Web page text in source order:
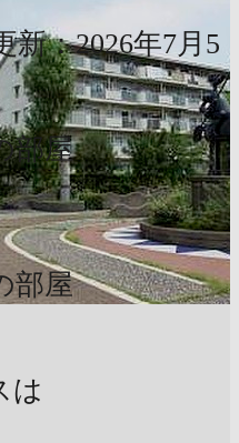
新：2026年7月5
部屋
部屋
は